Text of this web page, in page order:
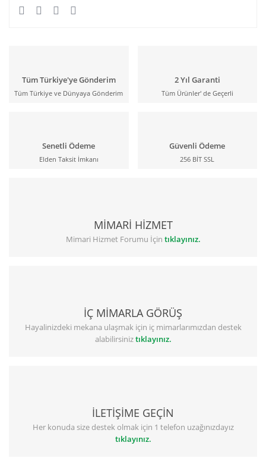
Tüm Türkiye'ye Gönderim
Tüm Türkiye ve Dünyaya Gönderim
2 Yıl Garanti
Tüm Ürünler' de Geçerli
Senetli Ödeme
Elden Taksit İmkanı
Güvenli Ödeme
256 BİT SSL
MİMARİ HİZMET
Mimari Hizmet Forumu İçin tıklayınız.
İÇ MİMARLA GÖRÜŞ
Hayalinizdeki mekana ulaşmak için iç mimarlarımızdan destek
alabilirsiniztıklayınız.
İLETİŞİME GEÇİN
Her konuda size destek olmak için 1 telefon uzağınızdayız
tıklayınız.